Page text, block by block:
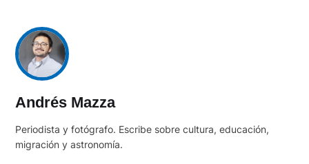
Andrés Mazza
Periodista y fotógrafo. Escribe sobre cultura, educación,
migración y astronomía.